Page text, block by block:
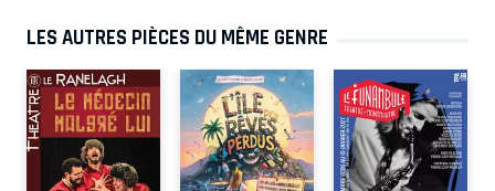
LES AUTRES PIÈCES DU MÊME GENRE